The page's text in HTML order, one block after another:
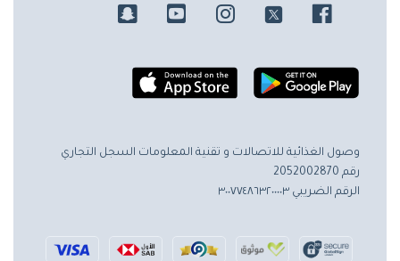
وصول الغذائية للاتصالات و تقنية المعلومات السجل التجاري
رقم 2052002870
الرقم الضريبي ٣٠٠٧٧٤٨٦٣٢٠٠٠٠٣